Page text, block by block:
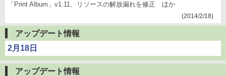
「Print Album」v1.11、リソースの解放漏れを修正 ほか
(2014/2/18)
アップデート情報
2月18日
アップデート情報